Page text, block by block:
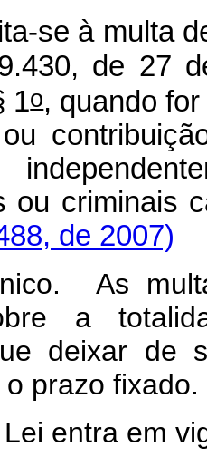
se à multa
de 27
1o, quando
ou
de 2007)
As
a
deixar de
prazo fixado.
entra em